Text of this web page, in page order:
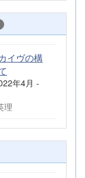
イヴの構
年4月 -
理